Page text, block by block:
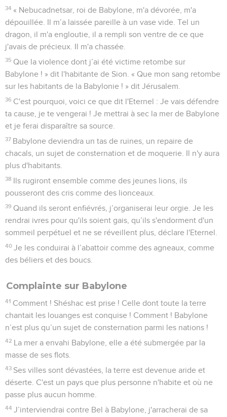
34 « Nebucadnetsar, roi de Babylone, m'a dévorée, m'a
dépouillée. Il m’a laissée pareille à un vase vide. Tel un
dragon, il m'a engloutie, il a rempli son ventre de ce que
j'avais de précieux. Il m'a chassée.
35 Que la violence dont j’ai été victime retombe sur
Babylone ! » dit l'habitante de Sion. « Que mon sang retombe
sur les habitants de la Babylonie ! » dit Jérusalem.
36 C'est pourquoi, voici ce que dit l'Eternel : Je vais défendre
ta cause, je te vengerai ! Je mettrai à sec la mer de Babylone
et je ferai disparaître sa source.
37 Babylone deviendra un tas de ruines, un repaire de
chacals, un sujet de consternation et de moquerie. Il n'y aura
plus d'habitants.
38 Ils rugiront ensemble comme des jeunes lions, ils
pousseront des cris comme des lionceaux.
39 Quand ils seront enfiévrés, j’organiserai leur orgie. Je les
rendrai ivres pour qu'ils soient gais, qu’ils s'endorment d'un
sommeil perpétuel et ne se réveillent plus, déclare l'Eternel.
40 Je les conduirai à l’abattoir comme des agneaux, comme
des béliers et des boucs.
Complainte sur Babylone
41 Comment ! Shéshac est prise ! Celle dont toute la terre
chantait les louanges est conquise ! Comment ! Babylone
n’est plus qu’un sujet de consternation parmi les nations !
42 La mer a envahi Babylone, elle a été submergée par la
masse de ses flots.
43 Ses villes sont dévastées, la terre est devenue aride et
déserte. C'est un pays que plus personne n'habite et où ne
passe plus aucun homme.
44 J’interviendrai contre Bel à Babylone, j'arracherai de sa